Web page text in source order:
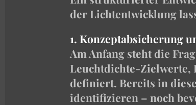
der Lichtentwicklung
1. Konzeptabsicherung
Am Anfang steht die
Leuchtdichte-Zielwerte,
definiert. Bereits in
identifizieren – noch